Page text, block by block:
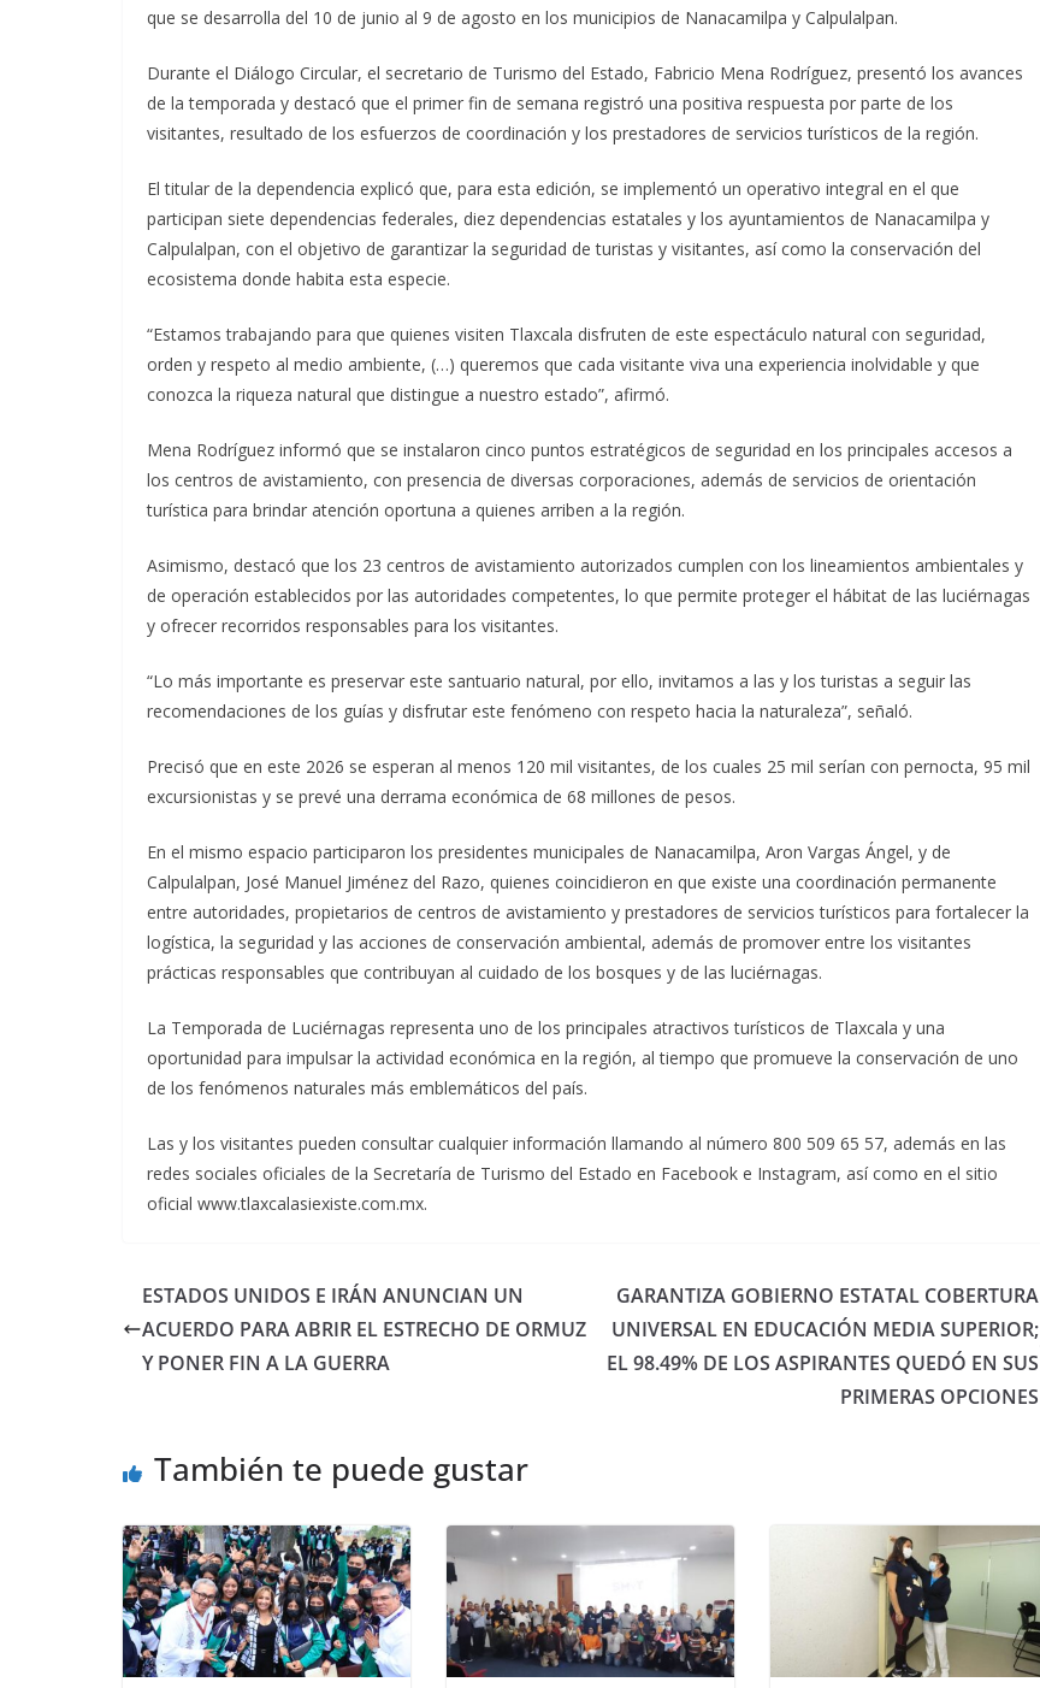
que se desarrolla del 10 de junio al 9 de agosto en los municipios de Nanacamilpa y Calpulalpan.
Durante el Diálogo Circular, el secretario de Turismo del Estado, Fabricio Mena Rodríguez, presentó los avances
de la temporada y destacó que el primer fin de semana registró una positiva respuesta por parte de los
visitantes, resultado de los esfuerzos de coordinación y los prestadores de servicios turísticos de la región.
El titular de la dependencia explicó que, para esta edición, se implementó un operativo integral en el que
participan siete dependencias federales, diez dependencias estatales y los ayuntamientos de Nanacamilpa y
Calpulalpan, con el objetivo de garantizar la seguridad de turistas y visitantes, así como la conservación del
ecosistema donde habita esta especie.
“Estamos trabajando para que quienes visiten Tlaxcala disfruten de este espectáculo natural con seguridad,
orden y respeto al medio ambiente, (…) queremos que cada visitante viva una experiencia inolvidable y que
conozca la riqueza natural que distingue a nuestro estado”, afirmó.
Mena Rodríguez informó que se instalaron cinco puntos estratégicos de seguridad en los principales accesos a
los centros de avistamiento, con presencia de diversas corporaciones, además de servicios de orientación
turística para brindar atención oportuna a quienes arriben a la región.
Asimismo, destacó que los 23 centros de avistamiento autorizados cumplen con los lineamientos ambientales y
de operación establecidos por las autoridades competentes, lo que permite proteger el hábitat de las luciérnagas
y ofrecer recorridos responsables para los visitantes.
“Lo más importante es preservar este santuario natural, por ello, invitamos a las y los turistas a seguir las
recomendaciones de los guías y disfrutar este fenómeno con respeto hacia la naturaleza”, señaló.
Precisó que en este 2026 se esperan al menos 120 mil visitantes, de los cuales 25 mil serían con pernocta, 95 mil
excursionistas y se prevé una derrama económica de 68 millones de pesos.
En el mismo espacio participaron los presidentes municipales de Nanacamilpa, Aron Vargas Ángel, y de
Calpulalpan, José Manuel Jiménez del Razo, quienes coincidieron en que existe una coordinación permanente
entre autoridades, propietarios de centros de avistamiento y prestadores de servicios turísticos para fortalecer la
logística, la seguridad y las acciones de conservación ambiental, además de promover entre los visitantes
prácticas responsables que contribuyan al cuidado de los bosques y de las luciérnagas.
La Temporada de Luciérnagas representa uno de los principales atractivos turísticos de Tlaxcala y una
oportunidad para impulsar la actividad económica en la región, al tiempo que promueve la conservación de uno
de los fenómenos naturales más emblemáticos del país.
Las y los visitantes pueden consultar cualquier información llamando al número 800 509 65 57, además en las
redes sociales oficiales de la Secretaría de Turismo del Estado en Facebook e Instagram, así como en el sitio
oficial www.tlaxcalasiexiste.com.mx.
ESTADOS UNIDOS E IRÁN ANUNCIAN UN
ACUERDO PARA ABRIR EL ESTRECHO DE ORMUZ
Y PONER FIN A LA GUERRA
GARANTIZA GOBIERNO ESTATAL COBERTURA
UNIVERSAL EN EDUCACIÓN MEDIA SUPERIOR;
EL 98.49% DE LOS ASPIRANTES QUEDÓ EN SUS
PRIMERAS OPCIONES
También te puede gustar